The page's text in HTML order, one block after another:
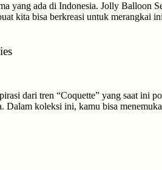
yang ada di Indonesia. Jolly Balloon
kita bisa berkreasi untuk
dari tren “Coquette” yang saat ini
koleksi ini, kamu bisa